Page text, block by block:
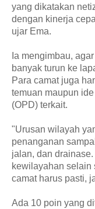
yang dikatakan
dengan kinerja
ujar Ema.
Ia mengimbau,
banyak turun ke
Para camat juga
temuan maupun
(OPD) terkait.
"Urusan wilayah
penanganan
jalan, dan
kewilayahan selain
camat harus pasti,
Ada 10 poin yang